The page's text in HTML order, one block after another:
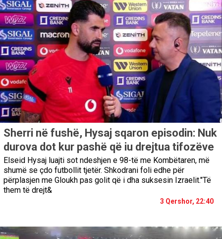
Sherri në fushë, Hysaj sqaron episodin: Nuk
durova dot kur pashë që iu drejtua tifozëve
Elseid Hysaj luajti sot ndeshjen e 98-të me Kombëtaren, më
shumë se çdo futbollit tjetër. Shkodrani foli edhe për
përplasjen me Gloukh pas golit që i dha suksesin Izraelit."Të
them të drejt&
3 Qershor, 22:40